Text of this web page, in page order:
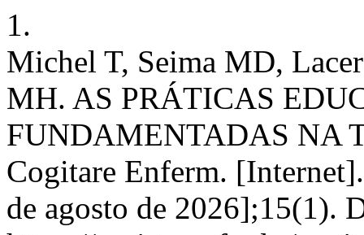
1.
Michel T, Seima MD,
MH. AS PRÁTICAS
FUNDAMENTADAS NA
Cogitare Enferm.
de agosto de 2026];15(1).